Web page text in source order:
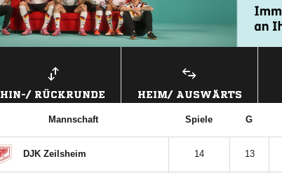
HIN-/ RÜCKRUNDE HEIM/ AUSWÄRTS
Mannschaft Spiele G
DJK Zeilsheim 14 13